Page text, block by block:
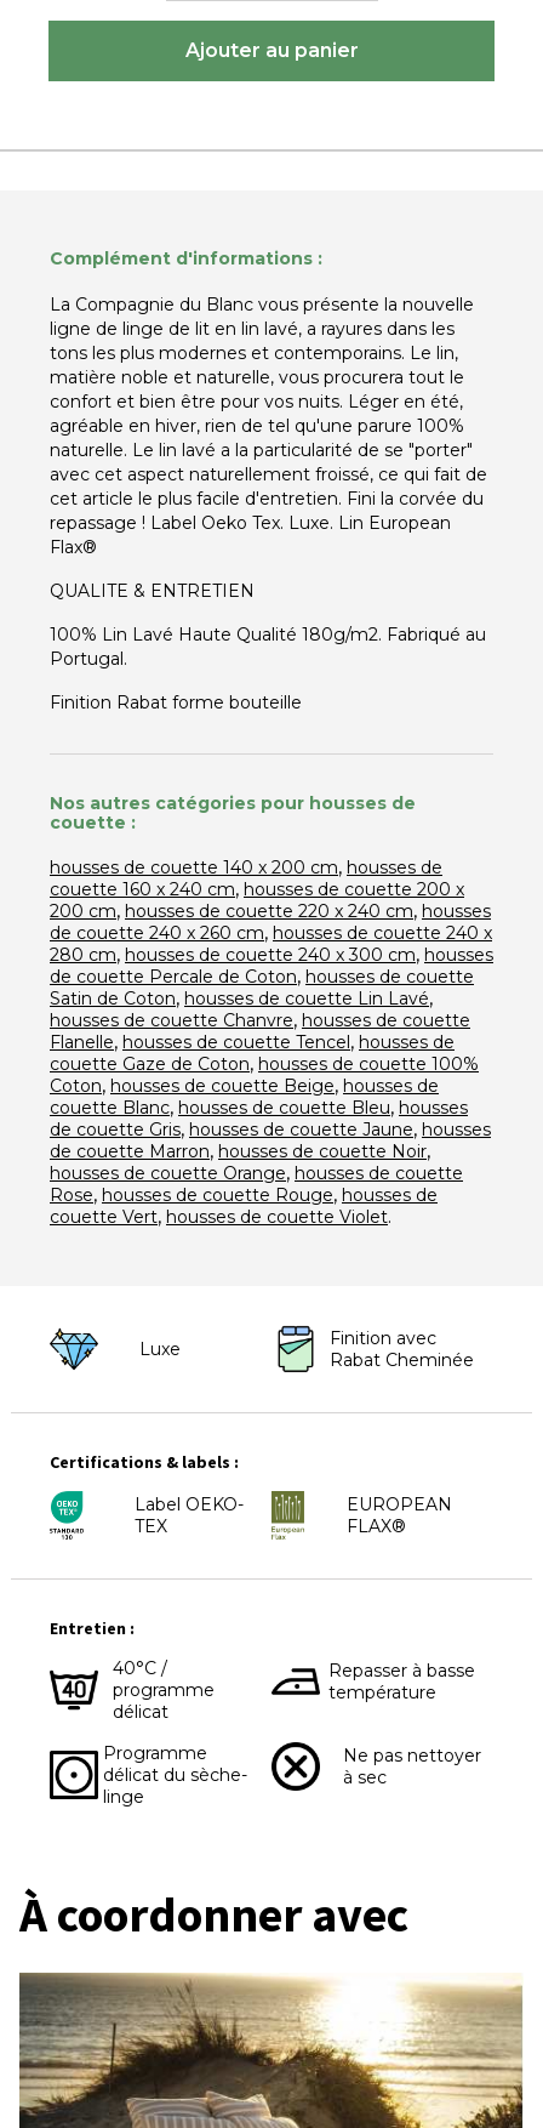
Complément d'informations :
La Compagnie du Blanc vous présente la nouvelle
ligne de linge de lit en lin lavé, a rayures dans les
tons les plus modernes et contemporains. Le lin,
matière noble et naturelle, vous procurera tout le
confort et bien être pour vos nuits. Léger en été,
agréable en hiver, rien de tel qu'une parure 100%
naturelle. Le lin lavé a la particularité de se "porter"
avec cet aspect naturellement froissé, ce qui fait de
cet article le plus facile d'entretien. Fini la corvée du
repassage ! Label Oeko Tex. Luxe. Lin European
Flax®
QUALITE & ENTRETIEN
100% Lin Lavé Haute Qualité 180g/m2. Fabriqué au
Portugal.
Finition Rabat forme bouteille
Nos autres catégories pour housses de
couette :
housses de couette 140 x 200 cm, housses de
couette 160 x 240 cm, housses de couette 200 x
200 cm, housses de couette 220 x 240 cm, housses
de couette 240 x 260 cm, housses de couette 240 x
280 cm, housses de couette 240 x 300 cm, housses
de couette Percale de Coton, housses de couette
Satin de Coton, housses de couette Lin Lavé,
housses de couette Chanvre, housses de couette
Flanelle, housses de couette Tencel, housses de
couette Gaze de Coton, housses de couette 100%
Coton, housses de couette Beige, housses de
couette Blanc, housses de couette Bleu, housses
de couette Gris, housses de couette Jaune, housses
de couette Marron, housses de couette Noir,
housses de couette Orange, housses de couette
Rose, housses de couette Rouge, housses de
couette Vert, housses de couette Violet.
Luxe
Finition avec
Rabat Cheminée
Certifications & labels :
Label OEKO-
TEX
EUROPEAN
FLAX®
Entretien :
40°C /
programme
délicat
Repasser à basse
température
Programme
délicat du sèche-
linge
Ne pas nettoyer
à sec
À coordonner avec